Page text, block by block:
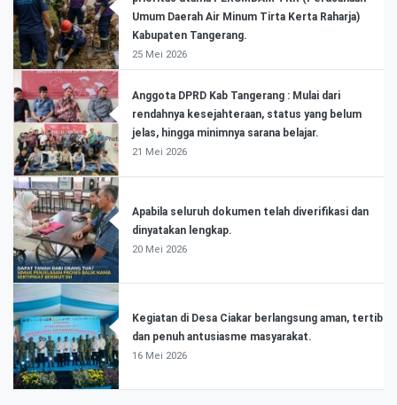
Umum Daerah Air Minum Tirta Kerta Raharja)
Kabupaten Tangerang.
25 Mei 2026
Anggota DPRD Kab Tangerang : Mulai dari
rendahnya kesejahteraan, status yang belum
jelas, hingga minimnya sarana belajar.
21 Mei 2026
Apabila seluruh dokumen telah diverifikasi dan
dinyatakan lengkap.
20 Mei 2026
Kegiatan di Desa Ciakar berlangsung aman, tertib
dan penuh antusiasme masyarakat.
16 Mei 2026